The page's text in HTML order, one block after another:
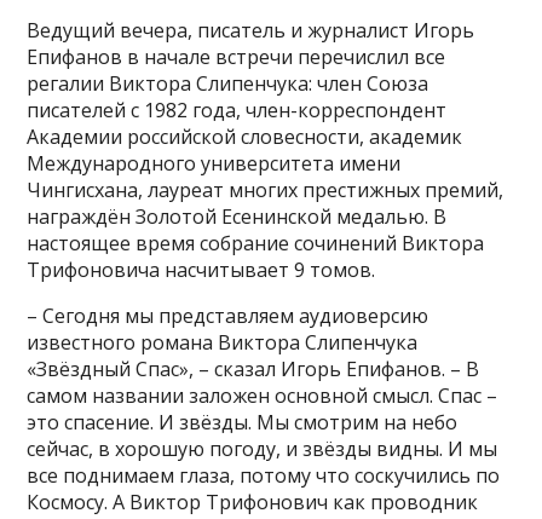
Ведущий вечера, писатель и журналист Игорь
Епифанов в начале встречи перечислил все
регалии Виктора Слипенчука: член Союза
писателей с 1982 года, член-корреспондент
Академии российской словесности, академик
Международного университета имени
Чингисхана, лауреат многих престижных премий,
награждён Золотой Есенинской медалью. В
настоящее время собрание сочинений Виктора
Трифоновича насчитывает 9 томов.
– Сегодня мы представляем аудиоверсию
известного романа Виктора Слипенчука
«Звёздный Спас», – сказал Игорь Епифанов. – В
самом названии заложен основной смысл. Спас –
это спасение. И звёзды. Мы смотрим на небо
сейчас, в хорошую погоду, и звёзды видны. И мы
все поднимаем глаза, потому что соскучились по
Космосу. А Виктор Трифонович как проводник